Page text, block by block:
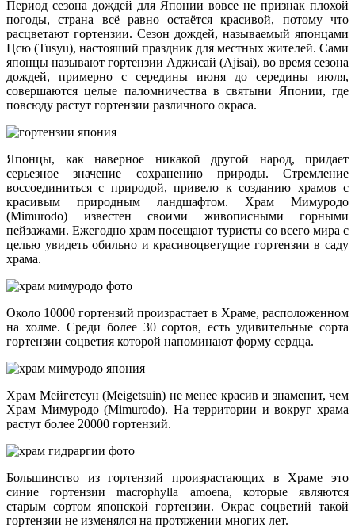
Период сезона дождей для Японии вовсе не признак плохой
погоды, страна всё равно остаётся красивой, потому что
расцветают гортензии. Сезон дождей, называемый японцами
Цсю (Tusyu), настоящий праздник для местных жителей. Сами
японцы называют гортензии Аджисай (Ajisai), во время сезона
дождей, примерно с середины июня до середины июля,
совершаются целые паломничества в святыни Японии, где
повсюду растут гортензии различного окраса.
Японцы, как наверное никакой другой народ, придает
серьезное значение сохранению природы. Стремление
воссоединиться с природой, привело к созданию храмов с
красивым природным ландшафтом. Храм Мимуродо
(Mimurodo) известен своими живописными горными
пейзажами. Ежегодно храм посещают туристы со всего мира с
целью увидеть обильно и красивоцветущие гортензии в саду
храма.
Около 10000 гортензий произрастает в Храме, расположенном
на холме. Среди более 30 сортов, есть удивительные сорта
гортензии соцветия которой напоминают форму сердца.
Храм Мейгетсун (Meigetsuin) не менее красив и знаменит, чем
Храм Мимуродо (Mimurodo). На территории и вокруг храма
растут более 20000 гортензий.
Большинство из гортензий произрастающих в Храме это
синие гортензии macrophylla amoena, которые являются
старым сортом японской гортензии. Окрас соцветий такой
гортензии не изменялся на протяжении многих лет.